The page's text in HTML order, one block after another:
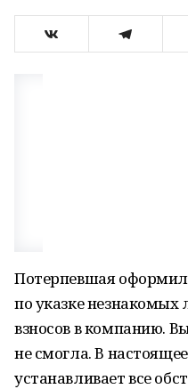
Потерпевшая
по указке незнакомых
взносов в компанию.
не смогла. В
устанавливает все